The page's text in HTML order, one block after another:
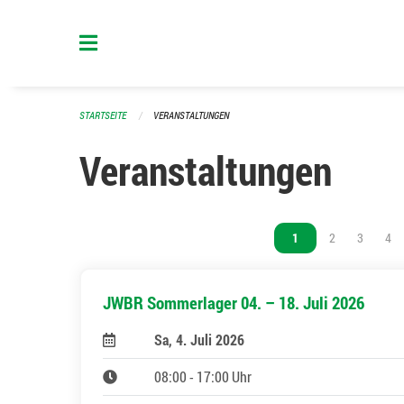
STARTSEITE VERANSTALTUNGEN
Veranstaltungen
Vous êtes sur la page
1 Vous êtes sur la
2 Vous
3 4
JWBR Sommerlager 04. – 18. Juli 2026
Sa, 4. Juli 2026
08:00 - 17:00 Uhr